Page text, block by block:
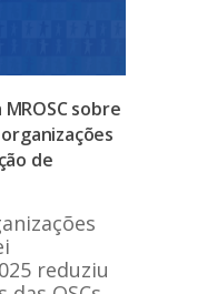
sobre
de
reduziu